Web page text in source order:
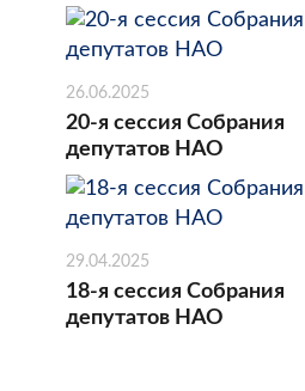
26.06.2025
20-я сессия Собрания
депутатов НАО
29.04.2025
18-я сессия Собрания
депутатов НАО